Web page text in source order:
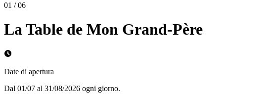
01 /06
La Table de Mon Grand-Père
Date di apertura
Dal 01/07 al 31/08/2026 ogni giorno.